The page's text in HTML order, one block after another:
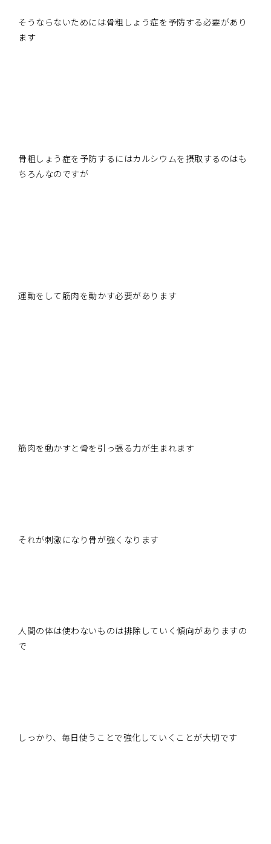
そうならないためには骨粗しょう症を予防する必要があり
ます
骨粗しょう症を予防するにはカルシウムを摂取するのはも
ちろんなのですが
運動をして筋肉を動かす必要があります
筋肉を動かすと骨を引っ張る力が生まれます
それが刺激になり骨が強くなります
人間の体は使わないものは排除していく傾向がありますの
で
しっかり、毎日使うことで強化していくことが大切です